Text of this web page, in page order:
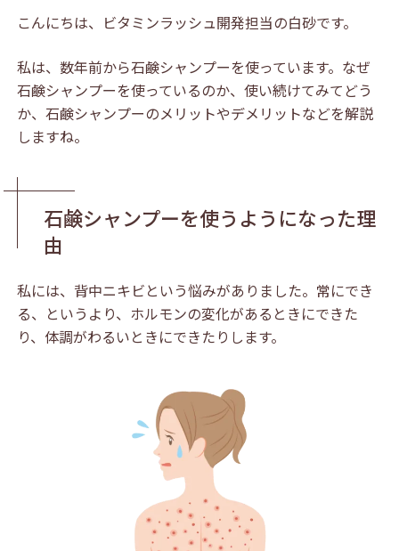
こんにちは、ビタミンラッシュ開発担当の白砂です。
私は、数年前から石鹸シャンプーを使っています。なぜ
石鹸シャンプーを使っているのか、使い続けてみてどう
か、石鹸シャンプーのメリットやデメリットなどを解説
しますね。
石鹸シャンプーを使うようになった理
由
私には、背中ニキビという悩みがありました。常にでき
る、というより、ホルモンの変化があるときにできた
り、体調がわるいときにできたりします。